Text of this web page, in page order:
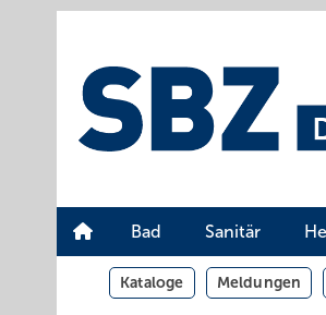
Bad Sanitär
Kataloge Meldungen